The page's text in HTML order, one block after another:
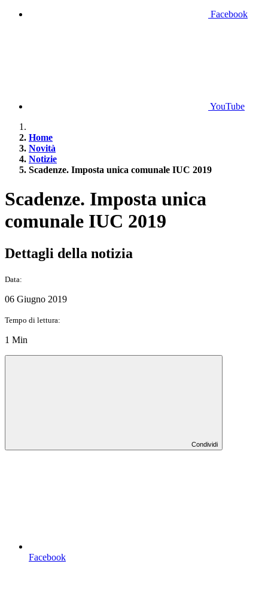
Facebook
YouTube
Home
Novità
Notizie
Scadenze. Imposta unica comunale IUC 2019
Scadenze. Imposta unica
comunale IUC 2019
Dettagli della notizia
Data:
06 Giugno 2019
Tempo di lettura:
1 Min
Condividi
Facebook